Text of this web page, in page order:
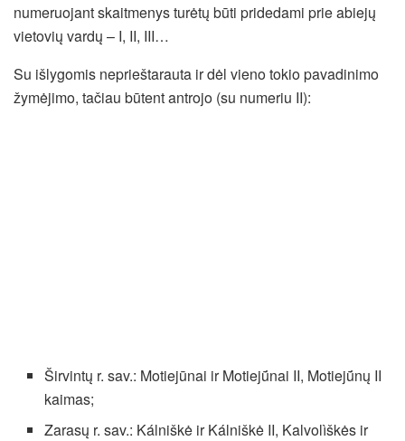
numeruojant skaitmenys turėtų būti pridedami prie abiejų
vietovių vardų – I, II, III…
Su išlygomis neprieštarauta ir dėl vieno tokio pavadinimo
žymėjimo, tačiau būtent antrojo (su numeriu II):
Širvintų r. sav.: Motiejūnai ir Motiejū́nai II, Motiejū́nų II
kaimas;
Zarasų r. sav.: Kálniškė ir Kálniškė II, Kalvolìškės ir